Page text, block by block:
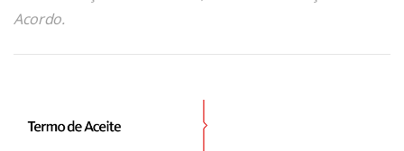
Acordo.